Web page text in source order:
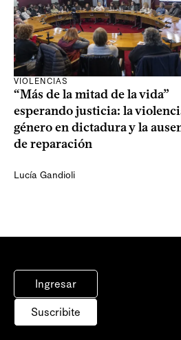
VIOLENCIAS
“Más de la mitad de la vida”
esperando justicia: la
género en dictadura y la
de reparación
Lucía Gandioli
Ingresar
Suscribite